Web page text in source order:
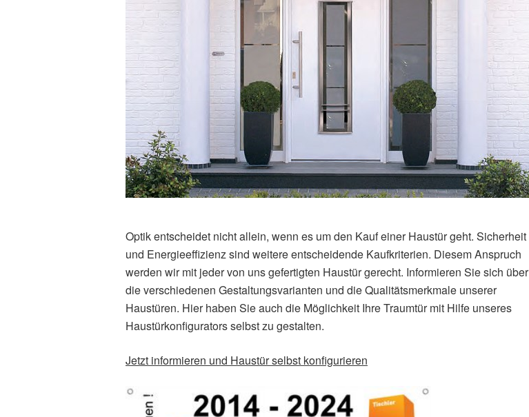
Optik entscheidet nicht allein, wenn es um den Kauf einer Haustür geht. Sicherheit
und Energieeffizienz sind weitere entscheidende Kaufkriterien. Diesem Anspruch
werden wir mit jeder von uns gefertigten Haustür gerecht. Informieren Sie sich über
die verschie­denen Gestaltungsvarianten und die Qualitäts­merk­male unserer
Haustüren. Hier haben Sie auch die Möglichkeit Ihre Traumtür mit Hilfe unseres
Haustürkonfigurators selbst zu gestalten.
Jetzt informieren und Haustür selbst konfigurieren